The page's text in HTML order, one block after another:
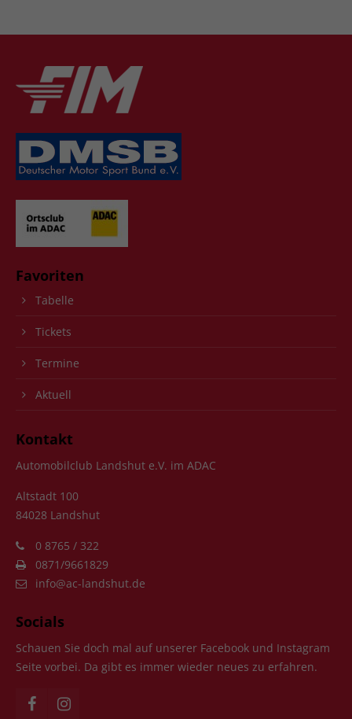
Favoriten
Tabelle
Tickets
Termine
Aktuell
Kontakt
Automobilclub Landshut e.V. im ADAC
Altstadt 100
84028 Landshut
0 8765 / 322
0871/9661829
info@ac-landshut.de
Socials
Schauen Sie doch mal auf unserer Facebook und Instagram
Seite vorbei. Da gibt es immer wieder neues zu erfahren.